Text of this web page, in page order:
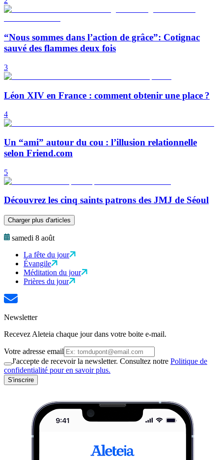
“Nous sommes dans l’action de grâce”: Cotignac
sauvé des flammes deux fois
3
Léon XIV en France : comment obtenir une place ?
4
Un “ami” autour du cou : l’illusion relationnelle
selon Friend.com
5
Découvrez les cinq saints patrons des JMJ de Séoul
Charger plus d'articles
samedi 8 août
La fête du jour
Évangile
Méditation du jour
Prières du jour
Newsletter
Recevez Aleteia chaque jour dans votre boite e-mail.
Votre adresse email
J'accepte de recevoir la newsletter. Consultez notre Politique de
confidentialité pour en savoir plus.
S'inscrire